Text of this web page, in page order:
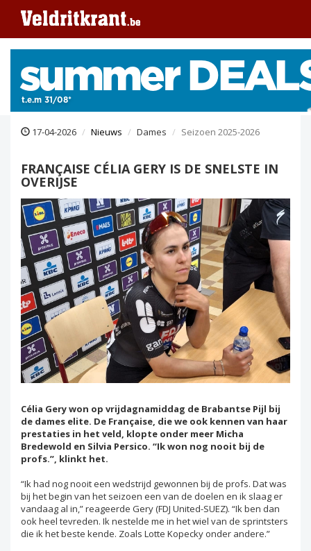
17-04-2026 Nieuws Dames Seizoen 2025-2026
FRANÇAISE CÉLIA GERY IS DE SNELSTE IN
OVERIJSE
Célia Gery won op vrijdagnamiddag de Brabantse Pijl bij
de dames elite. De Française, die we ook kennen van haar
prestaties in het veld, klopte onder meer Micha
Bredewold en Silvia Persico. “Ik won nog nooit bij de
profs.”, klinkt het.
“Ik had nog nooit een wedstrijd gewonnen bij de profs. Dat was
bij het begin van het seizoen een van de doelen en ik slaag er
vandaag al in,” reageerde Gery (FDJ United-SUEZ). “Ik ben dan
ook heel tevreden. Ik nestelde me in het wiel van de sprintsters
die ik het beste kende. Zoals Lotte Kopecky onder andere.”